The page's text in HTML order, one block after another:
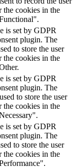
the cookies in the
is set by GDPR
plugin. The
to store the user
the cookies in the
is set by GDPR
plugin. The
to store the user
the cookies in the
is set by GDPR
plugin. The
to store the user
the cookies in the